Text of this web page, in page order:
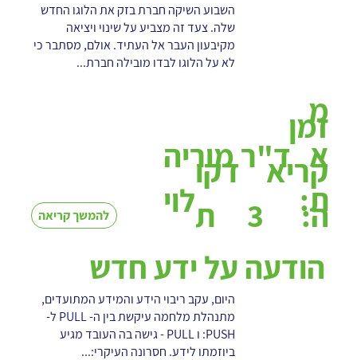
השבוע השיקה חברת בזק את הלוגו החדש
שלה. צעד זה מצביע על שינוי ויציאה
מקיבעון העבר אל העתיד. אולם, מסתבר כי
לא על הלוגו לבדו מובילה חברת...
ד"ר מוריה
לוי
מ
א
ת:
להמשך קריאה
דקו
ת
זמן
קריא
ה:
3
הודעה על ידע חדש
היום, עקב ריבוי הידע והמידע המתועדים,
מתנהלת מלחמה עיקשת בין ה- PULL ל-
PUSH: ו PULL - גישה בה העובד מגיע
ביוזמתו לידע. חסרונה העיקרי:...